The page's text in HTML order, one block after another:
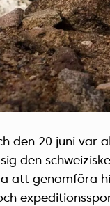
den 20 juni var
den
att genomföra